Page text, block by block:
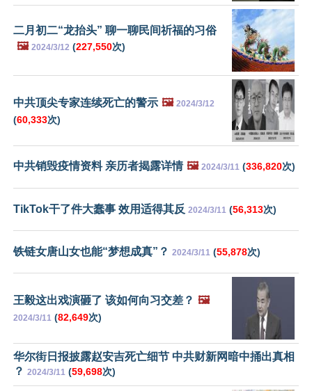
二月初二“龙抬头” 聊一聊民间祈福的习俗
🖼️ 2024/3/12 (227,550次)
中共顶尖专家连续死亡的警示 🖼️ 2024/3/12
(60,333次)
中共销毁疫情资料 亲历者揭露详情 🖼️ 2024/3/11 (336,820次)
TikTok干了件大蠢事 效用适得其反 2024/3/11 (56,313次)
铁链女唐山女也能“梦想成真”？ 2024/3/11 (55,878次)
王毅这出戏演砸了 该如何向习交差？ 🖼️
2024/3/11 (82,649次)
华尔街日报披露赵安吉死亡细节 中共财新网暗中捅出真相
？ 2024/3/11 (59,698次)